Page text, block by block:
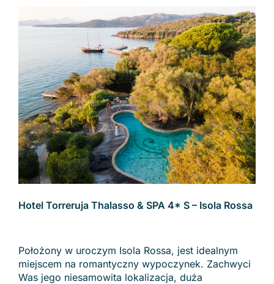
Hotel Torreruja Thalasso & SPA 4* S – Isola Rossa
Położony w uroczym Isola Rossa, jest idealnym
miejscem na romantyczny wypoczynek. Zachwyci
Was jego niesamowita lokalizacja, duża